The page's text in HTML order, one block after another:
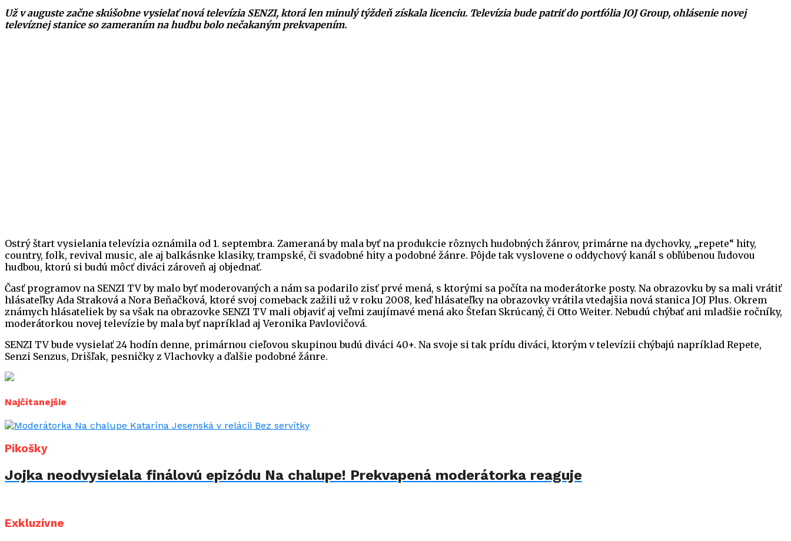
Už v auguste začne skúšobne vysielať nová televízia SENZI, ktorá len minulý týždeň získala licenciu. Televízia bude patriť do portfólia JOJ Group, ohlásenie novej
televíznej stanice so zameraním na hudbu bolo nečakaným prekvapením.
Ostrý štart vysielania televízia oznámila od 1. septembra. Zameraná by mala byť na produkcie rôznych hudobných žánrov, primárne na dychovky, „repete“ hity,
country, folk, revival music, ale aj balkásnke klasiky, trampské, či svadobné hity a podobné žánre. Pôjde tak vyslovene o oddychový kanál s obľúbenou ľudovou
hudbou, ktorú si budú môcť diváci zároveň aj objednať.
Časť programov na SENZI TV by malo byť moderovaných a nám sa podarilo zisť prvé mená, s ktorými sa počíta na moderátorke posty. Na obrazovku by sa mali vrátiť
hlásateľky Ada Straková a Nora Beňačková, ktoré svoj comeback zažili už v roku 2008, keď hlásateľky na obrazovky vrátila vtedajšia nová stanica JOJ Plus. Okrem
známych hlásateliek by sa však na obrazovke SENZI TV mali objaviť aj veľmi zaujímavé mená ako Štefan Skrúcaný, či Otto Weiter. Nebudú chýbať ani mladšie ročníky,
moderátorkou novej televízie by mala byť napríklad aj Veronika Pavlovičová.
SENZI TV bude vysielať 24 hodín denne, primárnou cieľovou skupinou budú diváci 40+. Na svoje si tak prídu diváci, ktorým v televízii chýbajú napríklad Repete,
Senzi Senzus, Drišľak, pesničky z Vlachovky a ďalšie podobné žánre.
Najčítanejšie
Pikošky
Jojka neodvysielala finálovú epizódu Na chalupe! Prekvapená moderátorka reaguje
Exkluzívne